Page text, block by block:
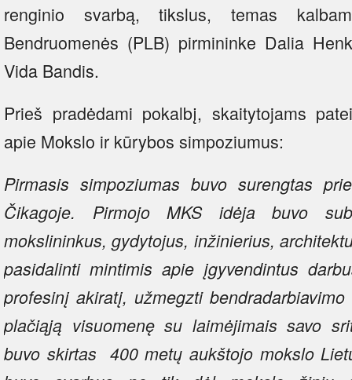
renginio svarbą, tikslus, temas
Bendruomenės (PLB) pirmininke Dalia
Vida Bandis.
Prieš pradėdami pokalbį, skaitytojams
apie Mokslo ir kūrybos simpoziumus:
Pirmasis simpoziumas buvo surengtas
Čikagoje. Pirmojo MKS idėja buvo
mokslininkus, gydytojus, inžinierius,
pasidalinti mintimis apie įgyvendintus
profesinį akiratį, užmegzti
plačiąją visuomenę su laimėjimais savo
buvo skirtas 400 metų aukštojo mokslo